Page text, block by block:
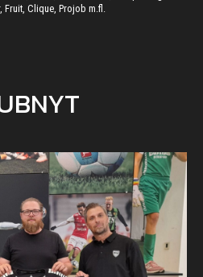
Fruit, Clique, Projob m.fl.